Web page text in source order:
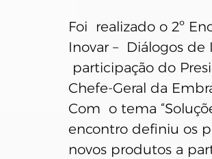
Foi  realizado o 2º
Inovar –  Diálogos
participação do
Chefe-Geral da
Com  o tema
encontro definiu os
novos produtos a